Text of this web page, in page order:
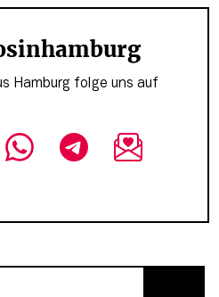
Hamburg folge uns auf